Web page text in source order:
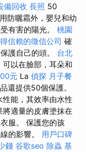
備回收 長照 50
防曬霜外，嬰兒和幼
有害的陽光。 桃園
信賴的徵信公司 確
護自己的頭。 台北
以在臉部，耳朵和
元 La 偵探 月子餐
還提供50個保護。
能，其效率由水性
適量的皮膚塗抹在
服。 保護您的孩
的影響。 用戶口碑
錢 谷歌seo 除蟲 基